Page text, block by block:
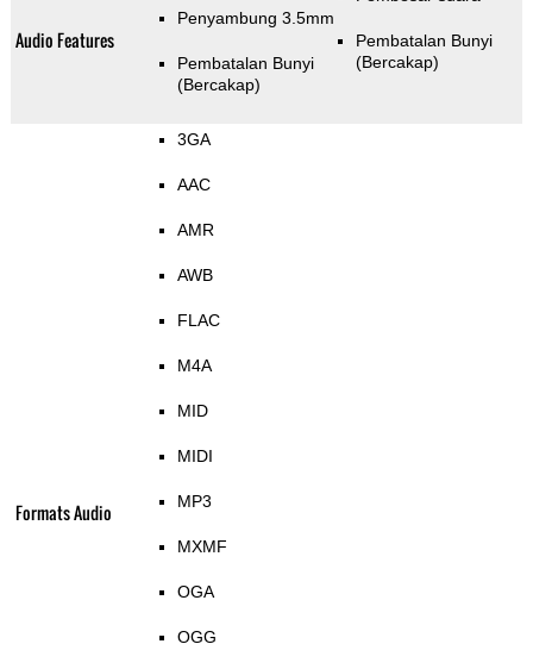
Audio Features
Penyambung 3.5mm
Pembatalan Bunyi
(Bercakap)
Pembatalan Bunyi
(Bercakap)
Formats Audio
3GA
AAC
AMR
AWB
FLAC
M4A
MID
MIDI
MP3
MXMF
OGA
OGG